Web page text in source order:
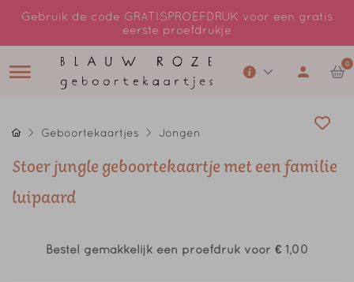
Gebruik de code GRATISPROEFDRUK voor een gratis
eerste proefdrukje
0
Geboortekaartjes Jongen
Stoer jungle geboortekaartje met een familie
luipaard
Bestel gemakkelijk een proefdruk voor € 1,00